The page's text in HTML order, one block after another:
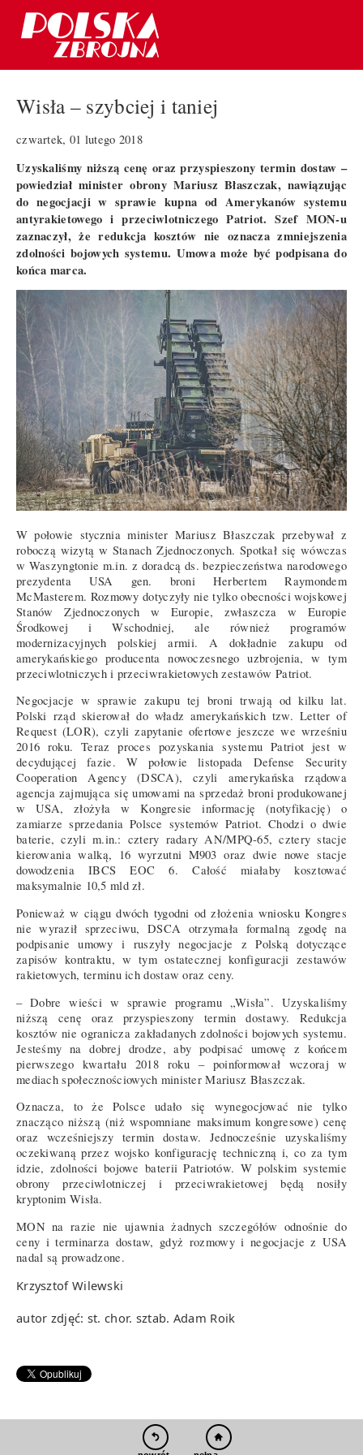
Wisła – szybciej i taniej
czwartek, 01 lutego 2018
Uzyskaliśmy niższą cenę oraz przyspieszony termin dostaw –
powiedział minister obrony Mariusz Błaszczak, nawiązując
do negocjacji w sprawie kupna od Amerykanów systemu
antyrakietowego i przeciwlotniczego Patriot. Szef MON-u
zaznaczył, że redukcja kosztów nie oznacza zmniejszenia
zdolności bojowych systemu. Umowa może być podpisana do
końca marca.
W połowie stycznia minister Mariusz Błaszczak przebywał z
roboczą wizytą w Stanach Zjednoczonych. Spotkał się wówczas
w Waszyngtonie m.in. z doradcą ds. bezpieczeństwa narodowego
prezydenta USA gen. broni Herbertem Raymondem
McMasterem. Rozmowy dotyczyły nie tylko obecności wojskowej
Stanów Zjednoczonych w Europie, zwłaszcza w Europie
Środkowej i Wschodniej, ale również programów
modernizacyjnych polskiej armii. A dokładnie zakupu od
amerykańskiego producenta nowoczesnego uzbrojenia, w tym
przeciwlotniczych i przeciwrakietowych zestawów Patriot.
Negocjacje w sprawie zakupu tej broni trwają od kilku lat.
Polski rząd skierował do władz amerykańskich tzw. Letter of
Request (LOR), czyli zapytanie ofertowe jeszcze we wrześniu
2016 roku. Teraz proces pozyskania systemu Patriot jest w
decydującej fazie. W połowie listopada Defense Security
Cooperation Agency (DSCA), czyli amerykańska rządowa
agencja zajmująca się umowami na sprzedaż broni produkowanej
w USA, złożyła w Kongresie informację (notyfikację) o
zamiarze sprzedania Polsce systemów Patriot. Chodzi o dwie
baterie, czyli m.in.: cztery radary AN/MPQ-65, cztery stacje
kierowania walką, 16 wyrzutni M903 oraz dwie nowe stacje
dowodzenia IBCS EOC 6. Całość miałaby kosztować
maksymalnie 10,5 mld zł.
Ponieważ w ciągu dwóch tygodni od złożenia wniosku Kongres
nie wyraził sprzeciwu, DSCA otrzymała formalną zgodę na
podpisanie umowy i ruszyły negocjacje z Polską dotyczące
zapisów kontraktu, w tym ostatecznej konfiguracji zestawów
rakietowych, terminu ich dostaw oraz ceny.
– Dobre wieści w sprawie programu „Wisła”. Uzyskaliśmy
niższą cenę oraz przyspieszony termin dostawy. Redukcja
kosztów nie ogranicza zakładanych zdolności bojowych systemu.
Jesteśmy na dobrej drodze, aby podpisać umowę z końcem
pierwszego kwartału 2018 roku – poinformował wczoraj w
mediach społecznościowych minister Mariusz Błaszczak.
Oznacza, to że Polsce udało się wynegocjować nie tylko
znacząco niższą (niż wspomniane maksimum kongresowe) cenę
oraz wcześniejszy termin dostaw. Jednocześnie uzyskaliśmy
oczekiwaną przez wojsko konfigurację techniczną i, co za tym
idzie, zdolności bojowe baterii Patriotów. W polskim systemie
obrony przeciwlotniczej i przeciwrakietowej będą nosiły
kryptonim Wisła.
MON na razie nie ujawnia żadnych szczegółów odnośnie do
ceny i terminarza dostaw, gdyż rozmowy i negocjacje z USA
nadal są prowadzone.
Krzysztof Wilewski
autor zdjęć: st. chor. sztab. Adam Roik